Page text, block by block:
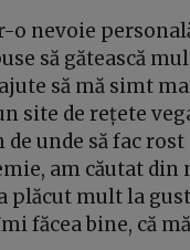
o nevoie
să gătească
să mă simt
site de rețete
unde să fac
am căutat din
plăcut mult la
făcea bine, că